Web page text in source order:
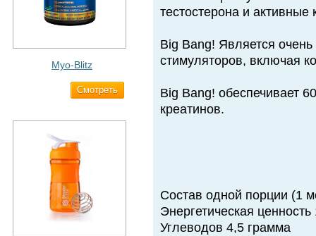
Myo-Blitz
Cмотреть
тестостерона и
Big Bang! Является
стимуляторов, включая
Big Bang! обеспечивает
креатинов.
Состав одной порции (1
Энергетическая ценность
Углеводов 4,5 грамма